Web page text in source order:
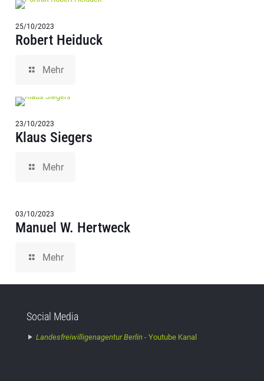
25/10/2023
Robert Heiduck
Mehr
23/10/2023
Klaus Siegers
Mehr
03/10/2023
Manuel W. Hertweck
Mehr
Social Media
Landesfreiwilligenagentur Berlin - Youtube Kanal